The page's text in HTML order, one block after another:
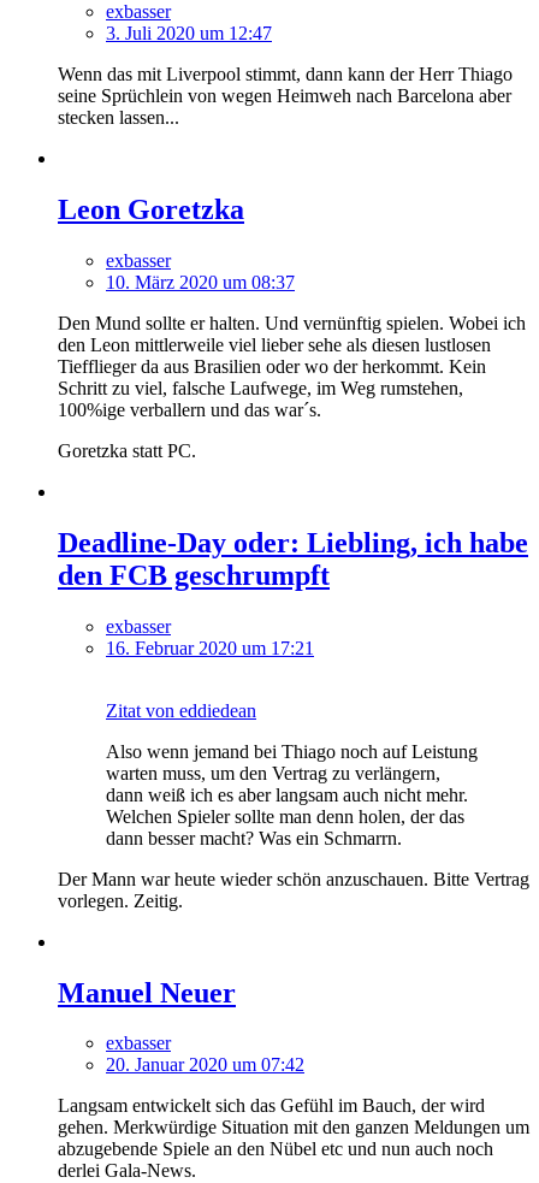
exbasser
3. Juli 2020 um 12:47
Wenn das mit Liverpool stimmt, dann kann der Herr Thiago
seine Sprüchlein von wegen Heimweh nach Barcelona aber
stecken lassen...
Leon Goretzka
exbasser
10. März 2020 um 08:37
Den Mund sollte er halten. Und vernünftig spielen. Wobei ich
den Leon mittlerweile viel lieber sehe als diesen lustlosen
Tiefflieger da aus Brasilien oder wo der herkommt. Kein
Schritt zu viel, falsche Laufwege, im Weg rumstehen,
100%ige verballern und das war´s.
Goretzka statt PC.
Deadline-Day oder: Liebling, ich habe
den FCB geschrumpft
exbasser
16. Februar 2020 um 17:21
Zitat von eddiedean
Also wenn jemand bei Thiago noch auf Leistung
warten muss, um den Vertrag zu verlängern,
dann weiß ich es aber langsam auch nicht mehr.
Welchen Spieler sollte man denn holen, der das
dann besser macht? Was ein Schmarrn.
Der Mann war heute wieder schön anzuschauen. Bitte Vertrag
vorlegen. Zeitig.
Manuel Neuer
exbasser
20. Januar 2020 um 07:42
Langsam entwickelt sich das Gefühl im Bauch, der wird
gehen. Merkwürdige Situation mit den ganzen Meldungen um
abzugebende Spiele an den Nübel etc und nun auch noch
derlei Gala-News.